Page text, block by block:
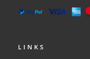
LINKS